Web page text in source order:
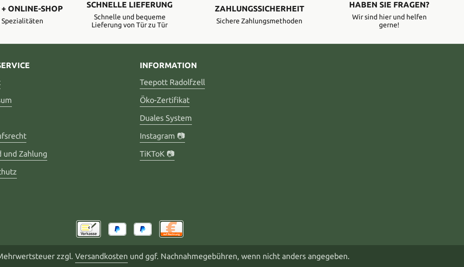
+ ONLINE-SHOP
Spezialitäten
SCHNELLE LIEFERUNG
Schnelle und bequeme
Lieferung von Tür zu Tür
ZAHLUNGSSICHERHEIT
Sichere Zahlungsmethoden
HABEN SIE FRAGEN?
Wir sind hier und helfen
gerne!
und Zahlung
INFORMATION
Teepott Radolfzell
Öko-Zertifikat
Duales System
Instagram 📷
TiKToK 📷
zzgl. Versandkosten und ggf. Nachnahmegebühren, wenn nicht anders angegeben.